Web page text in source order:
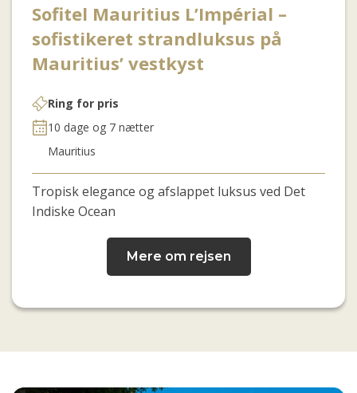
Sofitel Mauritius L’Impérial –
sofistikeret strandluksus på
Mauritius’ vestkyst
Ring for pris
10 dage og 7 nætter
Mauritius
Tropisk elegance og afslappet luksus ved Det
Indiske Ocean
Mere om rejsen